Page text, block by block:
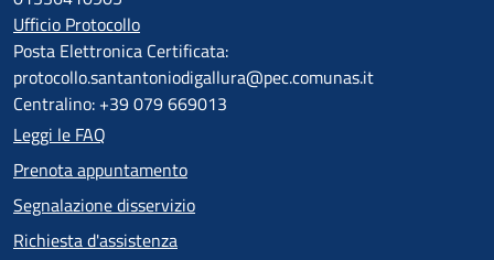
Ufficio Protocollo
Posta Elettronica Certificata:
protocollo.santantoniodigallura@pec.comunas.it
Centralino: +39 079 669013
Leggi le FAQ
Prenota appuntamento
Segnalazione disservizio
Richiesta d'assistenza